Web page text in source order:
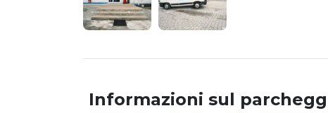
Informazioni sul